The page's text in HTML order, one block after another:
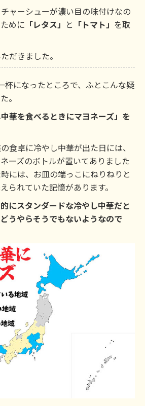
ャーシューが濃い目の味付けなの
めに 「レタス」 と 「トマト」 を取
だきました。
杯になったところで、ふとこんな疑
。
華を食べるときにマヨネーズ」を
食卓に冷やし中華が出た日には、
ーズのボトルが置いてありました
には、お皿の端っこにねりねりと
られていた記憶があります。
にスタンダードな冷やし中華だと
うやらそうでもないようなので